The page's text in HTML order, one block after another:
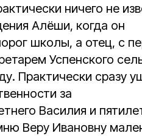
ничего не
Алёши, когда он
школы, а отец, с
Успенского
Практически сразу
за
Василия и
Веру Ивановну